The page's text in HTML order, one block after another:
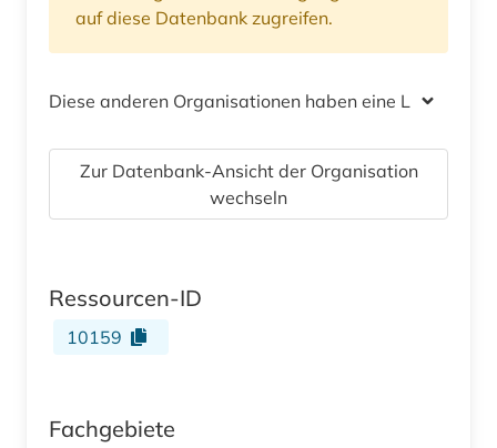
auf diese Datenbank zugreifen.
Diese anderen Organisationen haben eine Lizenz
Zur Datenbank-Ansicht der Organisation
wechseln
Ressourcen-ID
10159
Fachgebiete